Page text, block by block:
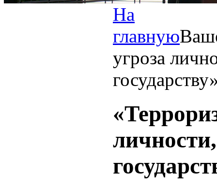
На
главную
угроза